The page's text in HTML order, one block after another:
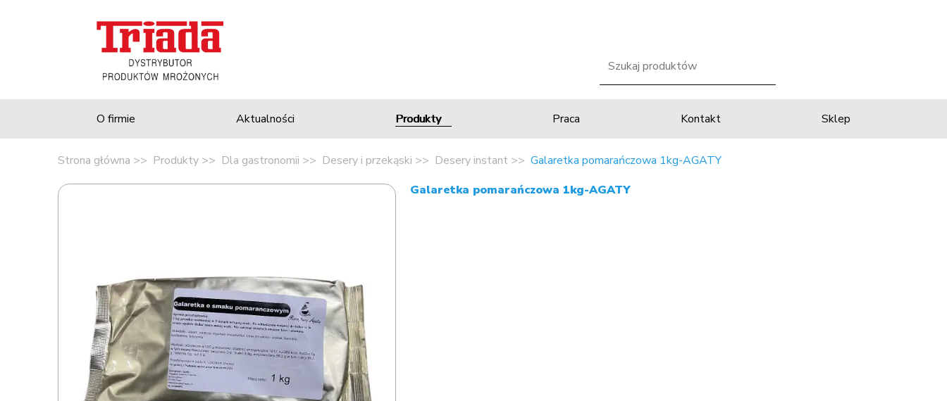
O firmie Aktualności Produkty Praca Kontakt Sklep
Strona główna Produkty Dla gastronomii Desery i przekąski Desery instant
Galaretka pomarańczowa 1kg-AGATY
Galaretka pomarańczowa 1kg-AGATY